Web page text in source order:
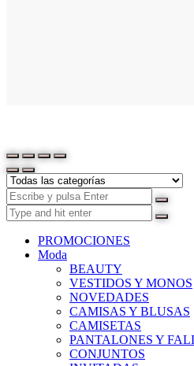
PROMOCIONES
Moda
BEAUTY
VESTIDOS Y MONOS
NOVEDADES
CAMISAS Y BLUSAS
CAMISETAS
PANTALONES Y
CONJUNTOS